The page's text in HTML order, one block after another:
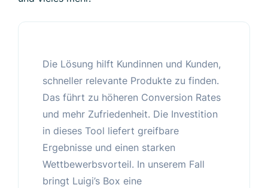
Die Lösung hilft Kundinnen und Kunden,
schneller relevante Produkte zu finden.
Das führt zu höheren Conversion Rates
und mehr Zufriedenheit. Die Investition
in dieses Tool liefert greifbare
Ergebnisse und einen starken
Wettbewerbsvorteil. In unserem Fall
bringt Luigi’s Box eine